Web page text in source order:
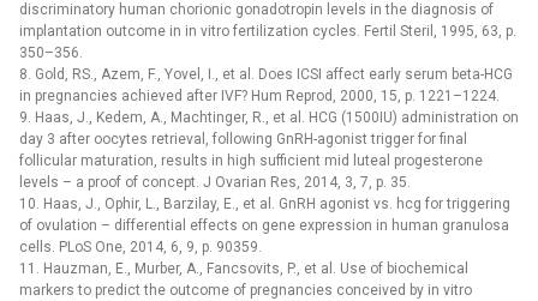
discriminatory human chorionic gonadotropin levels in the diagnosis of
implantation outcome in in vitro fertilization cycles. Fertil Steril, 1995, 63, p.
350–356.
8. Gold, RS., Azem, F., Yovel, I., et al. Does ICSI affect early serum beta-HCG
in pregnancies achieved after IVF? Hum Reprod, 2000, 15, p. 1221–1224.
9. Haas, J., Kedem, A., Machtinger, R., et al. HCG (1500IU) administration on
day 3 after oocytes retrieval, following GnRH-agonist trigger for final
follicular maturation, results in high sufficient mid luteal progesterone
levels –⁠ a proof of concept. J Ovarian Res, 2014, 3, 7, p. 35.
10. Haas, J., Ophir, L., Barzilay, E., et al. GnRH agonist vs. hcg for triggering
of ovulation –⁠ differential effects on gene expression in human granulosa
cells. PLoS One, 2014, 6, 9, p. 90359.
11. Hauzman, E., Murber, A., Fancsovits, P., et al. Use of biochemical
markers to predict the outcome of pregnancies conceived by in vitro